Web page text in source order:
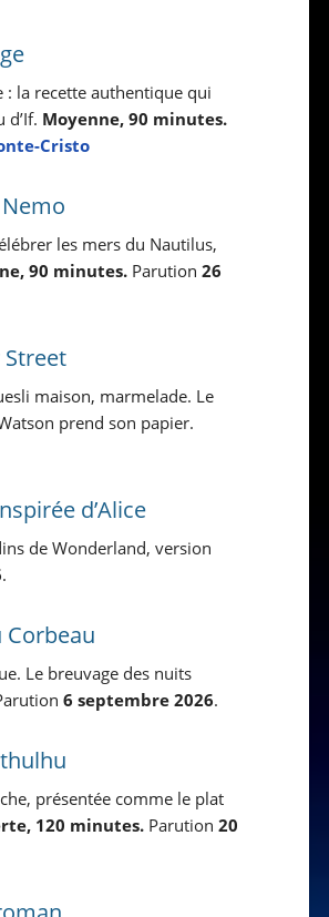
: la recette authentique qui
Moyenne, 90 minutes.
Cristo
les mers du Nautilus,
90 minutes. Parution 26
maison, marmelade. Le
prend son papier.
d’Alice
de Wonderland, version
.
Corbeau
Le breuvage des nuits
6 septembre 2026.
présentée comme le plat
120 minutes. Parution 20